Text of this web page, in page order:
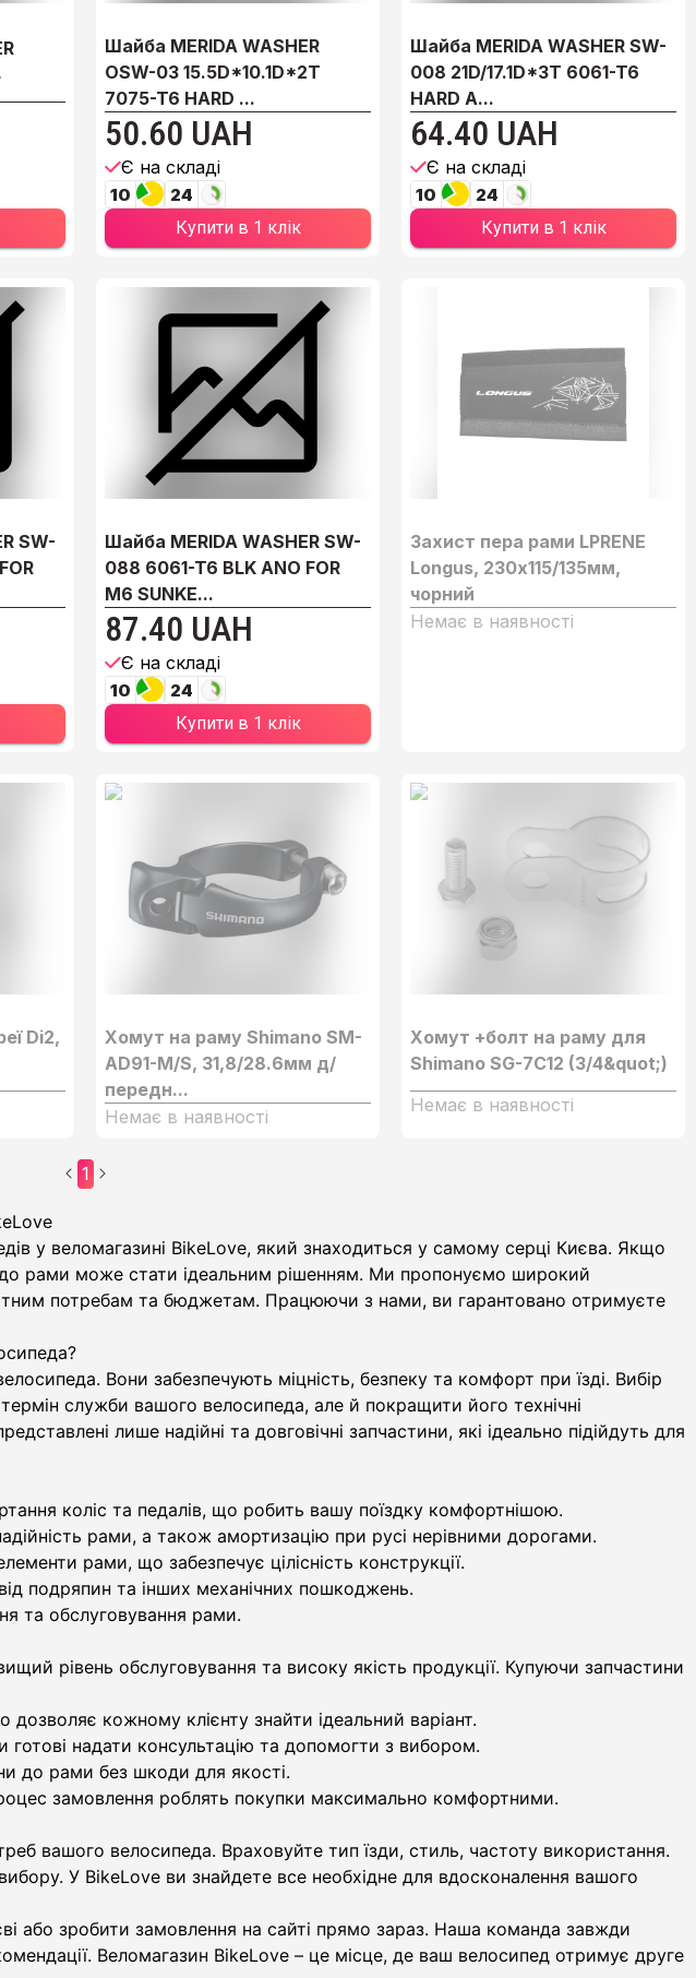
Шайба MERIDA WASHER
OSW-03 15.5D*10.1D*2T
7075-T6 HARD ...
50.60 UAH
Є на складі
10
24
Купити в 1 клік
Шайба MERIDA WASHER SW-
008 21D/17.1D*3T 6061-T6
HARD A...
64.40 UAH
Є на складі
10
24
Купити в 1 клік
Шайба MERIDA WASHER SW-
088 6061-T6 BLK ANO FOR
M6 SUNKE...
87.40 UAH
Є на складі
10
24
Купити в 1 клік
Захист пера рами LPRENE
Longus, 230х115/135мм,
чорний
Немає в наявності
Di2,
Хомут на раму Shimano SM-
AD91-M/S, 31,8/28.6мм д/
передн...
Немає в наявності
Хомут +болт на раму для
Shimano SG-7C12 (3/4&quot;)
Немає в наявності
1
у веломагазині BikeLove, який знаходиться у самому серці Києва. Якщо
рами може стати ідеальним рішенням. Ми пропонуємо широкий
потребам та бюджетам. Працюючи з нами, ви гарантовано отримуєте
Вони забезпечують міцність, безпеку та комфорт при їзді. Вибір
служби вашого велосипеда, але й покращити його технічні
лише надійні та довговічні запчастини, які ідеально підійдуть для
коліс та педалів, що робить вашу поїздку комфортнішою.
рами, а також амортизацію при русі нерівними дорогами.
рами, що забезпечує цілісність конструкції.
подряпин та інших механічних пошкоджень.
та обслуговування рами.
рівень обслуговування та високу якість продукції. Купуючи запчастини
кожному клієнту знайти ідеальний варіант.
готові надати консультацію та допомогти з вибором.
до рами без шкоди для якості.
замовлення роблять покупки максимально комфортними.
вашого велосипеда. Враховуйте тип їзди, стиль, частоту використання.
У BikeLove ви знайдете все необхідне для вдосконалення вашого
або зробити замовлення на сайті прямо зараз. Наша команда завжди
Веломагазин BikeLove – це місце, де ваш велосипед отримує друге